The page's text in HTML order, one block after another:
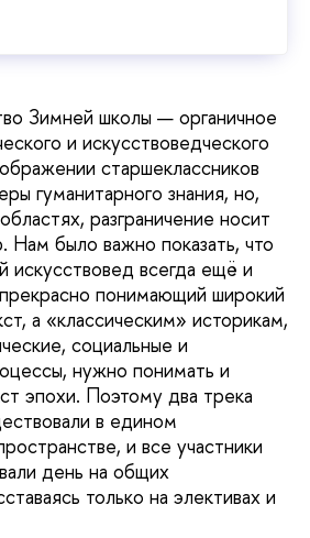
Зимней школы — органичное
и искусствоведческого
старшеклассников
гуманитарного знания, но,
разграничение носит
Нам было важно показать, что
искусствовед всегда ещё и
понимающий широкий
а «классическим» историкам,
социальные и
нужно понимать и
эпохи. Поэтому два трека
в едином
и все участники
день на общих
только на элективах и